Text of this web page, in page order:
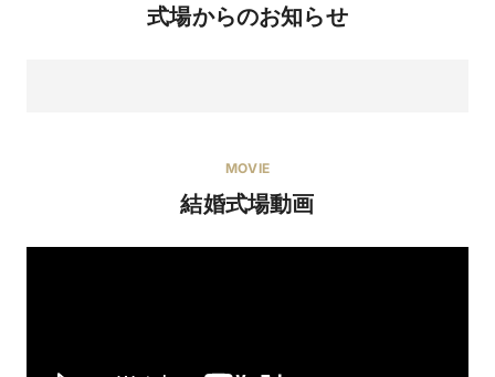
式場からのお知らせ
MOVIE
結婚式場動画